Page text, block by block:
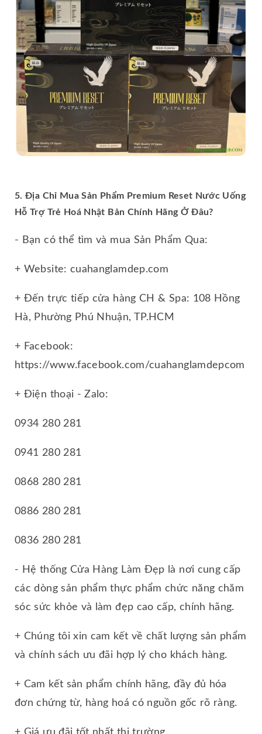
5. Địa Chỉ Mua Sản Phẩm Premium Reset Nước Uống
Hỗ Trợ Trẻ Hoá Nhật Bản Chính Hãng Ở Đâu?
- Bạn có thể tìm và mua Sản Phẩm Qua:
+ Website: cuahanglamdep.com
+ Đến trực tiếp cửa hàng CH & Spa: 108 Hồng
Hà, Phường Phú Nhuận, TP.HCM
+ Facebook:
https://www.facebook.com/cuahanglamdepcom
+ Điện thoại - Zalo:
0934 280 281
0941 280 281
0868 280 281
0886 280 281
0836 280 281
- Hệ thống Cửa Hàng Làm Đẹp là nơi cung cấp
các dòng sản phẩm thực phẩm chức năng chăm
sóc sức khỏe và làm đẹp cao cấp, chính hãng.
+ Chúng tôi xin cam kết về chất lượng sản phẩm
và chính sách ưu đãi hợp lý cho khách hàng.
+ Cam kết sản phẩm chính hãng, đầy đủ hóa
đơn chứng từ, hàng hoá có nguồn gốc rõ ràng.